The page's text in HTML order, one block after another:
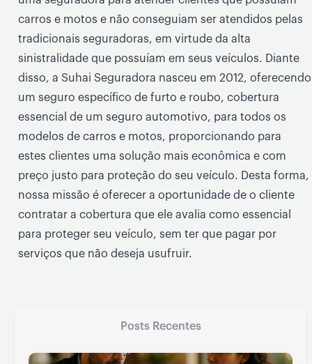
carros e motos e não conseguiam ser atendidos pelas
tradicionais seguradoras, em virtude da alta
sinistralidade que possuíam em seus veículos. Diante
disso, a Suhai Seguradora nasceu em 2012, oferecendo
um seguro específico de furto e roubo, cobertura
essencial de um seguro automotivo, para todos os
modelos de carros e motos, proporcionando para
estes clientes uma solução mais econômica e com
preço justo para proteção do seu veículo. Desta forma,
nossa missão é oferecer a oportunidade de o cliente
contratar a cobertura que ele avalia como essencial
para proteger seu veículo, sem ter que pagar por
serviços que não deseja usufruir.
Posts Recentes